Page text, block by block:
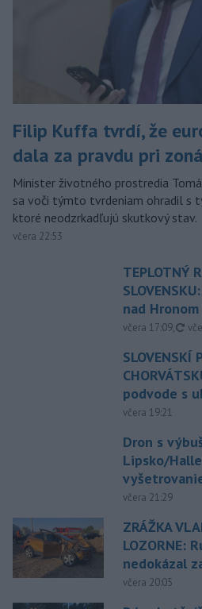
Filip Kuffa tvrdí, že
dala za pravdu pri
Minister životného prostredia
sa voči týmto tvrdeniam ohradil s
ktoré neodzrkadľujú skutkový stav.
včera 22:53
TEPLOTNÝ
nad Hronom
včera 17:09,
SLOVENSKÍ
podvode s
včera 19:21
Dron s
Lipsko/
včera 21:29
ZRÁŽKA
LOZORNE:
nedokázal
včera 20:05